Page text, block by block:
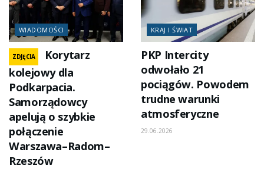
WIADOMOŚCI
ZDJĘCIA
Korytarz
kolejowy dla
Podkarpacia.
Samorządowcy
apelują o szybkie
połączenie
Warszawa–Radom–
Rzeszów
KRAJ I ŚWIAT
PKP Intercity
odwołało 21
pociągów. Powodem
trudne warunki
atmosferyczne
29.06.2026